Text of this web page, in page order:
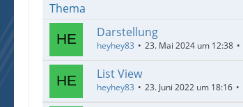
Thema
Darstellung
heyhey83 23. Mai 2024 um 12:38
List View
heyhey83 23. Juni 2022 um 18:16